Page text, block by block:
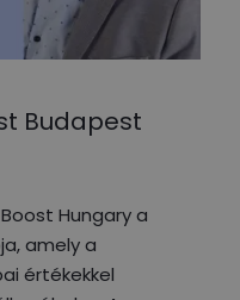
Budapest
Hungary a
amely a
értékekkel